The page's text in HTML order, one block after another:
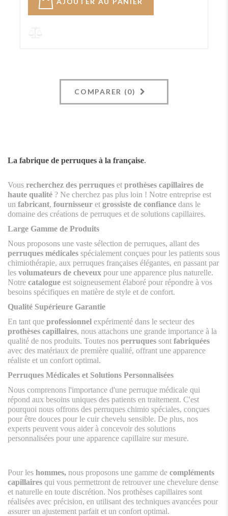
COMPARER (0)
La fabrique de perruques à la française.
Vous recherchez des perruques et prothèses capillaires de
haute qualité ? Ne cherchez pas plus loin ! Notre entreprise est
un fabricant, fournisseur et grossiste de confiance dans le
domaine des créations de perruques et de solutions capillaires.
Large Gamme de Produits
Nous proposons une vaste sélection de perruques, allant des
perruques médicales spécialement conçues pour les patients sous
chimiothérapie, aux perruques françaises élégantes, en passant par
les volumateurs de cheveux pour une apparence plus naturelle.
Notre catalogue est soigneusement élaboré pour répondre à vos
besoins spécifiques en matière de style et de confort.
Qualité Supérieure Garantie
En tant que professionnel expérimenté dans le secteur des
prothèses capillaires, nous attachons une grande importance à la
qualité de nos produits. Toutes nos perruques sont fabriquées
avec des matériaux de première qualité, offrant une apparence
réaliste et un confort optimal.
Perruques Médicales et Solutions Personnalisées
Nous comprenons l'importance d'une perruque médicale qui
répond aux besoins uniques des patients en traitement. C'est
pourquoi nous offrons des perruques chimio spéciales, conçues
pour être douces pour le cuir chevelu sensible. De plus, nos
experts peuvent vous aider à concevoir des solutions
personnalisées pour une apparence capillaire sur mesure.
Pour les hommes, nous proposons une gamme de compléments
capillaires qui vous permettront de retrouver une chevelure dense
et naturelle en toute discrétion. Nos prothèses capillaires sont
réalisées avec précision, en utilisant des techniques avancées pour
assurer un ajustement parfait et un confort optimal.